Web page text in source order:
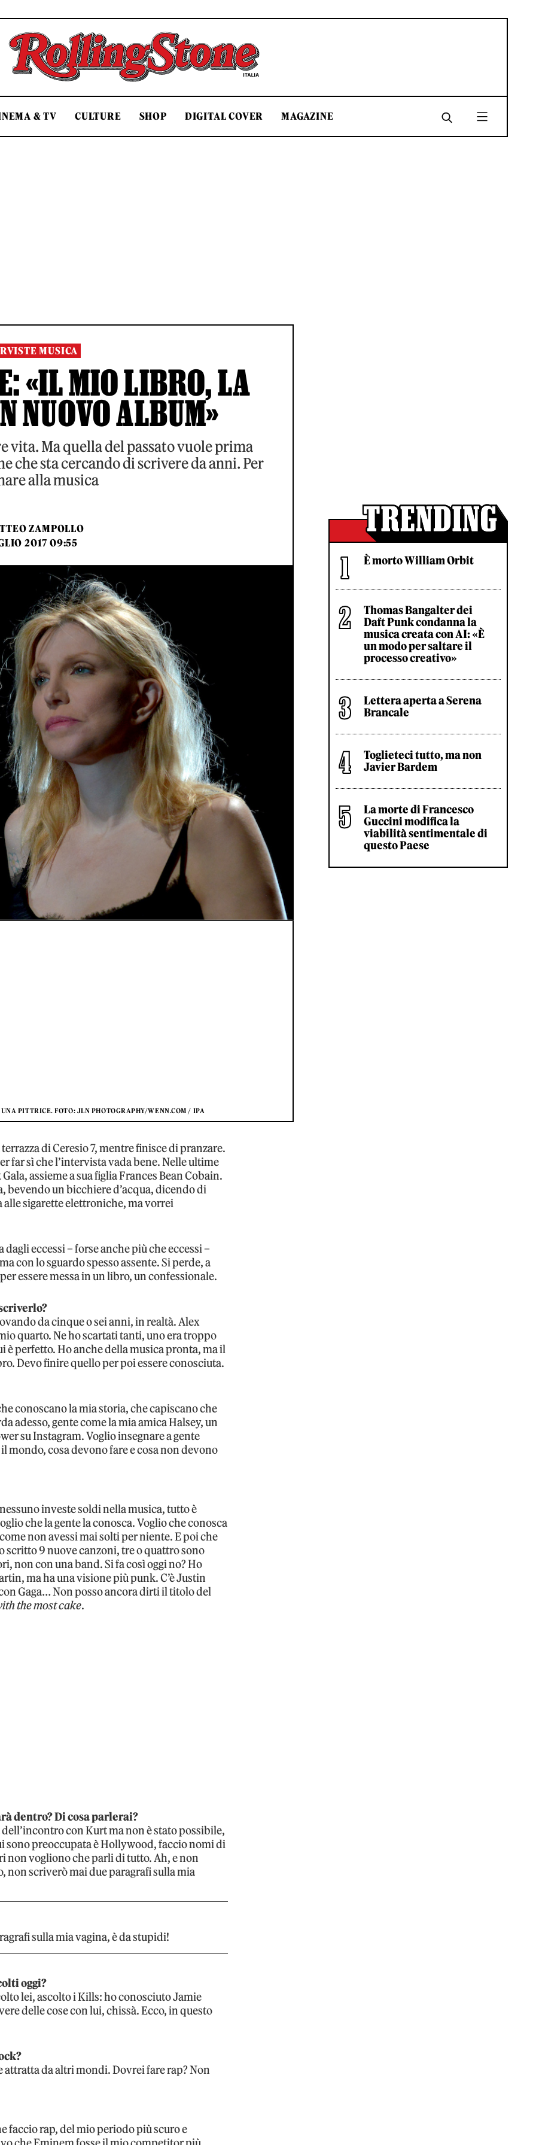
Rolling Stone Italia
& TV CULTURE SHOP DIGITAL COVER MAGAZINE
MUSICA
«IL MIO LIBRO, LA
NUOVO ALBUM»
vita. Ma quella del passato vuole prima
che sta cercando di scrivere da anni. Per
alla musica
ZAMPOLLO
2017 09:55
PITTRICE. FOTO: JLN PHOTOGRAPHY/WENN.COM / IPA
di Ceresio 7, mentre finisce di pranzare.
far sì che l’intervista vada bene. Nelle ultime
assieme a sua figlia Frances Bean Cobain.
bevendo un bicchiere d’acqua, dicendo di
alle sigarette elettroniche, ma vorrei
eccessi – forse anche più che eccessi –
con lo sguardo spesso assente. Si perde, a
essere messa in un libro, un confessionale.
da cinque o sei anni, in realtà. Alex
quarto. Ne ho scartati tanti, uno era troppo
perfetto. Ho anche della musica pronta, ma il
Devo finire quello per poi essere conosciuta.
conoscano la mia storia, che capiscano che
adesso, gente come la mia amica Halsey, un
su Instagram. Voglio insegnare a gente
mondo, cosa devono fare e cosa non devono
investe soldi nella musica, tutto è
che la gente la conosca. Voglio che conosca
non avessi mai solti per niente. E poi che
scritto 9 nuove canzoni, tre o quattro sono
non con una band. Si fa così oggi no? Ho
ma ha una visione più punk. C’è Justin
Gaga… Non posso ancora dirti il titolo del
the most cake.
dentro? Di cosa parlerai?
con Kurt ma non è stato possibile,
sono preoccupata è Hollywood, faccio nomi di
vogliono che parli di tutto. Ah, e non
non scriverò mai due paragrafi sulla mia
sulla mia vagina, è da stupidi!
oggi?
lei, ascolto i Kills: ho conosciuto Jamie
delle cose con lui, chissà. Ecco, in questo
attratta da altri mondi. Dovrei fare rap? Non
faccio rap, del mio periodo più scuro e
È morto William Orbit
Thomas Bangalter dei
Daft Punk condanna la
musica creata con AI: «È
un modo per saltare il
processo creativo»
Lettera aperta a Serena
Brancale
Toglieteci tutto, ma non
Javier Bardem
La morte di Francesco
Guccini modifica la
viabilità sentimentale di
questo Paese